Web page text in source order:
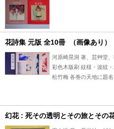
花詩集 元版 全10冊 （画像あり）
河原崎晃洞 著、芸艸堂
彩色木版刷 紋様・波紋
松竹梅 各巻の天地に題
幻花 : 死その透明とその旅とその